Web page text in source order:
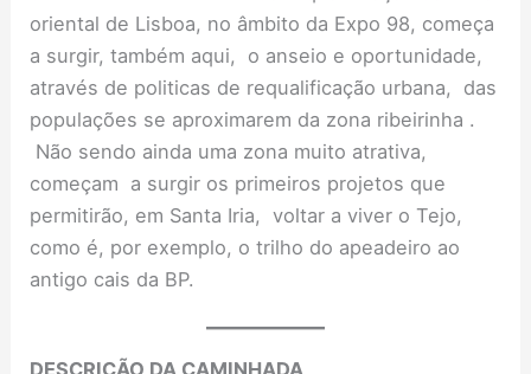
oriental de Lisboa, no âmbito da Expo 98, começa
a surgir, também aqui, o anseio e oportunidade,
através de politicas de requalificação urbana, das
populações se aproximarem da zona ribeirinha .
Não sendo ainda uma zona muito atrativa,
começam a surgir os primeiros projetos que
permitirão, em Santa Iria, voltar a viver o Tejo,
como é, por exemplo, o trilho do apeadeiro ao
antigo cais da BP.